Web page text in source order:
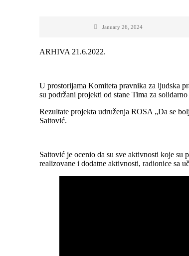
January 26, 2024
ARHIVA 21.6.2022.
U prostorijama Komiteta pravnika za ljudska
su podržani projekti od stane Tima za
Rezultate projekta udruženja ROSA „Da se
Saitović.
Saitović je ocenio da su sve aktivnosti koje su
realizovane i dodatne aktivnosti, radionice sa